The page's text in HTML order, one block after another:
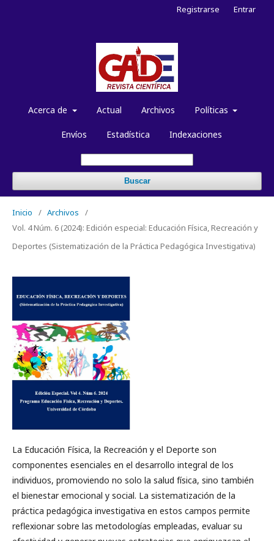
Acerca de Actual Archivos Políticas
Envíos Estadística Indexaciones
Buscar
Registrarse Entrar
Inicio / Archivos
/
Vol. 4 Núm. 6 (2024): Edición especial: Educación Física, Recreación y
Deportes (Sistematización de la Práctica Pedagógica Investigativa)
La Educación Física, la Recreación y el Deporte son
componentes esenciales en el desarrollo integral de los
individuos, promoviendo no solo la salud física, sino también
el bienestar emocional y social. La sistematización de la
práctica pedagógica investigativa en estos campos permite
reflexionar sobre las metodologías empleadas, evaluar su